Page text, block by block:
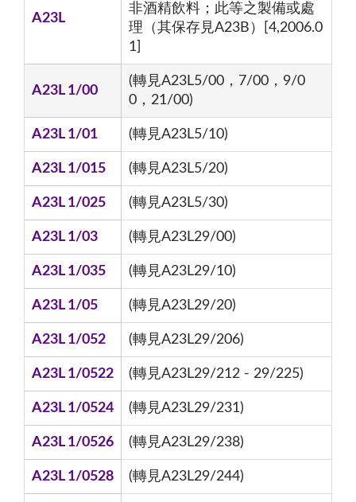
A23L
非酒精飲料；此等之製備或處
理（其保存見A23B）[4,2006.0
1]
A23L 1/00
(轉見A23L5/00，7/00，9/0
0，21/00)
A23L 1/01 (轉見A23L5/10)
A23L 1/015 (轉見A23L5/20)
A23L 1/025 (轉見A23L5/30)
A23L 1/03 (轉見A23L29/00)
A23L 1/035 (轉見A23L29/10)
A23L 1/05 (轉見A23L29/20)
A23L 1/052 (轉見A23L29/206)
A23L 1/0522 (轉見A23L29/212 - 29/225)
A23L 1/0524 (轉見A23L29/231)
A23L 1/0526 (轉見A23L29/238)
A23L 1/0528 (轉見A23L29/244)